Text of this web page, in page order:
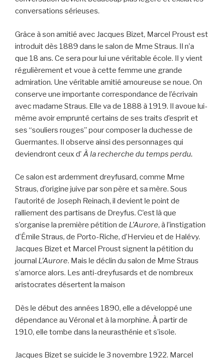
conversations sérieuses.
Grâce à son amitié avec Jacques Bizet, Marcel Proust est
introduit dès 1889 dans le salon de Mme Straus. Il n’a
que 18 ans. Ce sera pour lui une véritable école. Il y vient
régulièrement et voue à cette femme une grande
admiration. Une véritable amitié amoureuse se noue. On
conserve une importante correspondance de l’écrivain
avec madame Straus. Elle va de 1888 à 1919. Il avoue lui-
même avoir emprunté certains de ses traits d’esprit et
ses “souliers rouges” pour composer la duchesse de
Guermantes. Il observe ainsi des personnages qui
deviendront ceux d’ À la recherche du temps perdu.
Ce salon est ardemment dreyfusard, comme Mme
Straus, d’origine juive par son père et sa mère. Sous
l’autorité de Joseph Reinach, il devient le point de
ralliement des partisans de Dreyfus. C’est là que
s’organise la première pétition de L’Aurore, à l’instigation
d’Émile Straus, de Porto-Riche, d’Hervieu et de Halévy.
Jacques Bizet et Marcel Proust signent la pétition du
journal L’Aurore. Mais le déclin du salon de Mme Straus
s’amorce alors. Les anti-dreyfusards et de nombreux
aristocrates désertent la maison
Dès le début des années 1890, elle a développé une
dépendance au Véronal et à la morphine. À partir de
1910, elle tombe dans la neurasthénie et s’isole.
Jacques Bizet se suicide le 3 novembre 1922. Marcel